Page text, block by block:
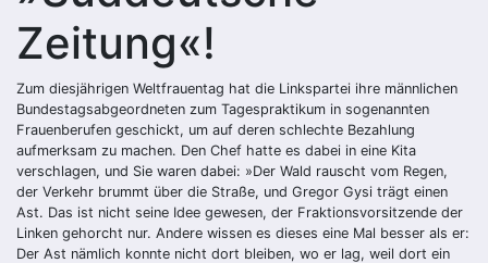
Zeitung«!
Zum diesjährigen Weltfrauentag hat die Linkspartei ihre männlichen
Bundestagsabgeordneten zum Tagespraktikum in sogenannten
Frauenberufen geschickt, um auf deren schlechte Bezahlung
aufmerksam zu machen. Den Chef hatte es dabei in eine Kita
verschlagen, und Sie waren dabei: »Der Wald rauscht vom Regen,
der Verkehr brummt über die Straße, und Gregor Gysi trägt einen
Ast. Das ist nicht seine Idee gewesen, der Fraktionsvorsitzende der
Linken gehorcht nur. Andere wissen es dieses eine Mal besser als er:
Der Ast nämlich konnte nicht dort bleiben, wo er lag, weil dort ein